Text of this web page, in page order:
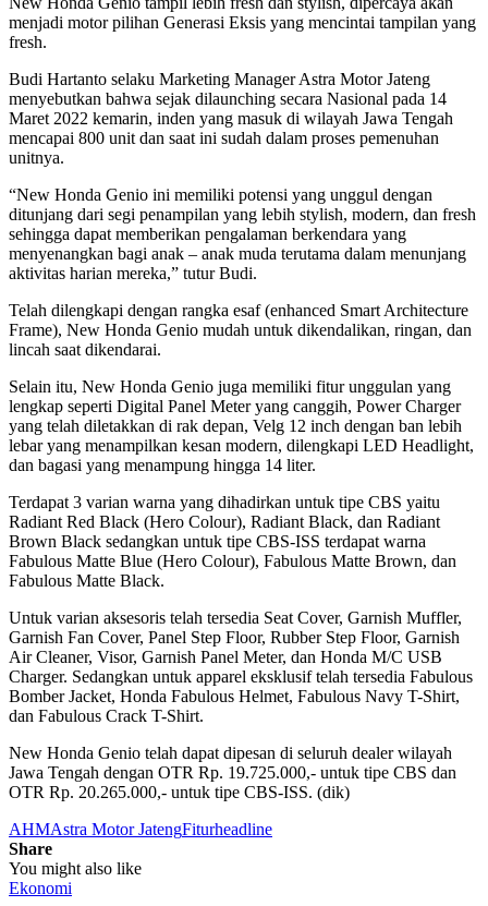
menjadi motor pilihan Generasi Eksis yang mencintai tampilan yang
fresh.
Budi Hartanto selaku Marketing Manager Astra Motor Jateng
menyebutkan bahwa sejak dilaunching secara Nasional pada 14
Maret 2022 kemarin, inden yang masuk di wilayah Jawa Tengah
mencapai 800 unit dan saat ini sudah dalam proses pemenuhan
unitnya.
“New Honda Genio ini memiliki potensi yang unggul dengan
ditunjang dari segi penampilan yang lebih stylish, modern, dan fresh
sehingga dapat memberikan pengalaman berkendara yang
menyenangkan bagi anak – anak muda terutama dalam menunjang
aktivitas harian mereka,” tutur Budi.
Telah dilengkapi dengan rangka esaf (enhanced Smart Architecture
Frame), New Honda Genio mudah untuk dikendalikan, ringan, dan
lincah saat dikendarai.
Selain itu, New Honda Genio juga memiliki fitur unggulan yang
lengkap seperti Digital Panel Meter yang canggih, Power Charger
yang telah diletakkan di rak depan, Velg 12 inch dengan ban lebih
lebar yang menampilkan kesan modern, dilengkapi LED Headlight,
dan bagasi yang menampung hingga 14 liter.
Terdapat 3 varian warna yang dihadirkan untuk tipe CBS yaitu
Radiant Red Black (Hero Colour), Radiant Black, dan Radiant
Brown Black sedangkan untuk tipe CBS-ISS terdapat warna
Fabulous Matte Blue (Hero Colour), Fabulous Matte Brown, dan
Fabulous Matte Black.
Untuk varian aksesoris telah tersedia Seat Cover, Garnish Muffler,
Garnish Fan Cover, Panel Step Floor, Rubber Step Floor, Garnish
Air Cleaner, Visor, Garnish Panel Meter, dan Honda M/C USB
Charger. Sedangkan untuk apparel eksklusif telah tersedia Fabulous
Bomber Jacket, Honda Fabulous Helmet, Fabulous Navy T-Shirt,
dan Fabulous Crack T-Shirt.
New Honda Genio telah dapat dipesan di seluruh dealer wilayah
Jawa Tengah dengan OTR Rp. 19.725.000,- untuk tipe CBS dan
OTR Rp. 20.265.000,- untuk tipe CBS-ISS. (dik)
AHMAstra Motor JatengFiturheadline
Share
You might also like
Ekonomi